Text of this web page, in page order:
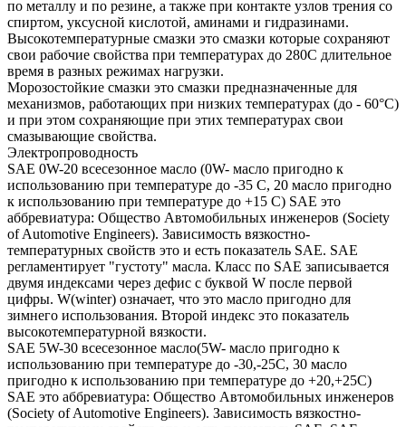
по металлу и по резине, а также при контакте узлов трения со
спиртом, уксусной кислотой, аминами и гидразинами.
Высокотемпературные смазки это смазки которые сохраняют
свои рабочие свойства при температурах до 280С длительное
время в разных режимах нагрузки.
Морозостойкие смазки это смазки предназначенные для
механизмов, работающих при низких температурах (до - 60°С)
и при этом сохраняющие при этих температурах свои
смазывающие свойства.
Электропроводность
SAE 0W-20 всесезонное масло (0W- масло пригодно к
использованию при температуре до -35 С, 20 масло пригодно
к использованию при температуре до +15 С) SAE это
аббревиатура: Общество Автомобильных инженеров (Society
of Automotive Engineers). Зависимость вязкостно-
температурных свойств это и есть показатель SAE. SAE
регламентирует "густоту" масла. Класс по SAE записывается
двумя индексами через дефис с буквой W после первой
цифры. W(winter) означает, что это масло пригодно для
зимнего использования. Второй индекс это показатель
высокотемпературной вязкости.
SAE 5W-30 всесезонное масло(5W- масло пригодно к
использованию при температуре до -30,-25С, 30 масло
пригодно к использованию при температуре до +20,+25С)
SAE это аббревиатура: Общество Автомобильных инженеров
(Society of Automotive Engineers). Зависимость вязкостно-